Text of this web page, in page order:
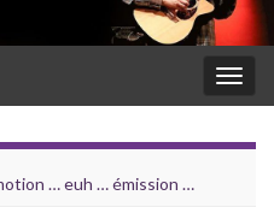
… euh … émission …